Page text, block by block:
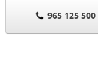
965 125 500